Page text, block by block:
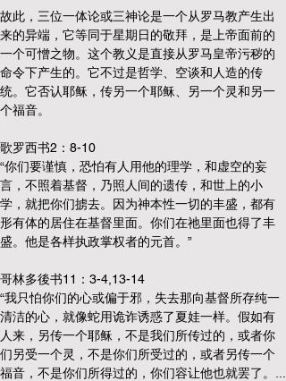
故此，三位一体论或三神论是一个从罗马教产生出
来的异端，它等同于星期日的敬拜，是上帝面前的
一个可憎之物。这个教义是直接从罗马皇帝污秽的
命令下产生的。它不过是哲学、空谈和人造的传
统。它否认耶稣，传另一个耶稣、另一个灵和另一
个福音。
歌罗西书2：8-10
“你们要谨慎，恐怕有人用他的理学，和虚空的妄
言，不照着基督，乃照人间的遗传，和世上的小
学，就把你们掳去。因为神本性一切的丰盛，都有
形有体的居住在基督里面。你们在祂里面也得了丰
盛。他是各样执政掌权者的元首。”
哥林多後书11：3-4,13-14
“我只怕你们的心或偏于邪，失去那向基督所存纯一
清洁的心，就像蛇用诡诈诱惑了夏娃一样。假如有
人来，另传一个耶稣，不是我们所传过的，或者你
们另受一个灵，不是你们所受过的，或者另传一个
福音，不是你们所得过的，你们容让他也就罢了。...